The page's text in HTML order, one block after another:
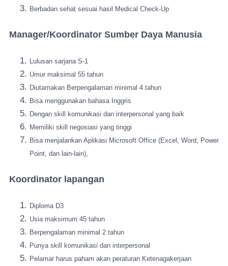
Berbadan sehat sesuai hasil Medical Check-Up
Manager/Koordinator Sumber Daya Manusia
Lulusan sarjana S-1
Umur maksimal 55 tahun
Diutamakan Berpengalaman minimal 4 tahun
Bisa menggunakan bahasa Inggris
Dengan skill komunikasi dan interpersonal yang baik
Memiliki skill negosiasi yang tinggi
Bisa menjalankan Aplikasi Microsoft Office (Excel, Word, Power
Point, dan lain-lain),
Koordinator lapangan
Diploma D3
Usia maksimum 45 tahun
Berpengalaman minimal 2 tahun
Punya skill komunikasi dan interpersonal
Pelamar harus paham akan peraturan Ketenagakerjaan